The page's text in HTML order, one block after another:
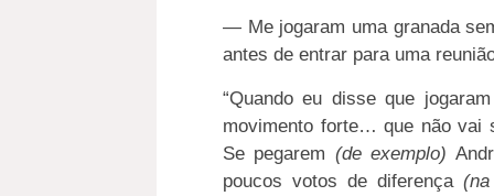
— Me jogaram uma granada
antes de entrar para uma
“Quando eu disse que
movimento forte… que não vai
Se pegarem (de exemplo)
poucos votos de diferença